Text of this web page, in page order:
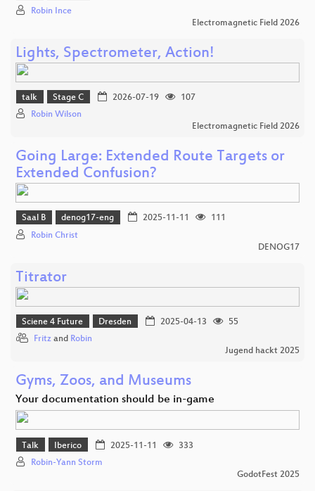
Robin Ince
Electromagnetic Field 2026
Lights, Spectrometer, Action!
talk Stage C 2026-07-19
107
Robin Wilson
Electromagnetic Field 2026
Going Large: Extended Route Targets or
Extended Confusion?
Saal B denog17-eng 2025-11-11
111
Robin Christ
DENOG17
Titrator
Sciene 4 Future Dresden 2025-04-13
55
Fritz and Robin
Jugend hackt 2025
Gyms, Zoos, and Museums
Your documentation should be in-game
Talk Iberico 2025-11-11
333
Robin-Yann Storm
GodotFest 2025